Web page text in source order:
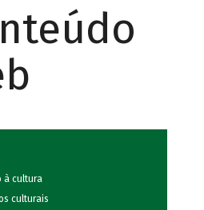
à cultura
culturais